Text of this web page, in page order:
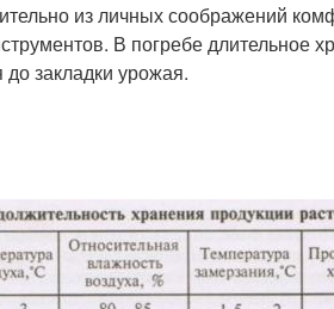
из личных соображений
В погребе длительное
закладки урожая.